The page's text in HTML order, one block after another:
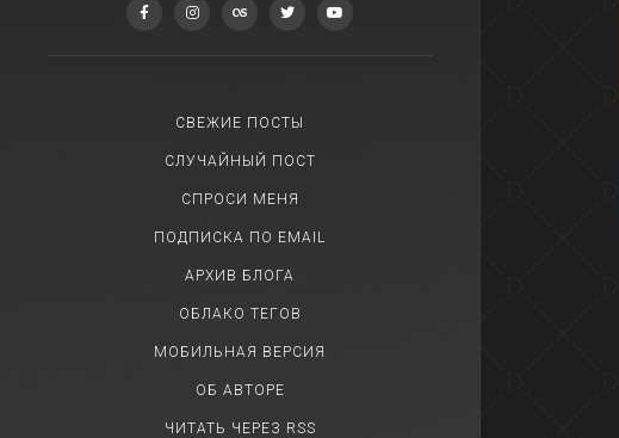
СВЕЖИЕ ПОСТЫ
СЛУЧАЙНЫЙ ПОСТ
СПРОСИ МЕНЯ
ПОДПИСКА ПО EMAIL
АРХИВ БЛОГА
ОБЛАКО ТЕГОВ
МОБИЛЬНАЯ ВЕРСИЯ
ОБ АВТОРЕ
ЧИТАТЬ ЧЕРЕЗ RSS